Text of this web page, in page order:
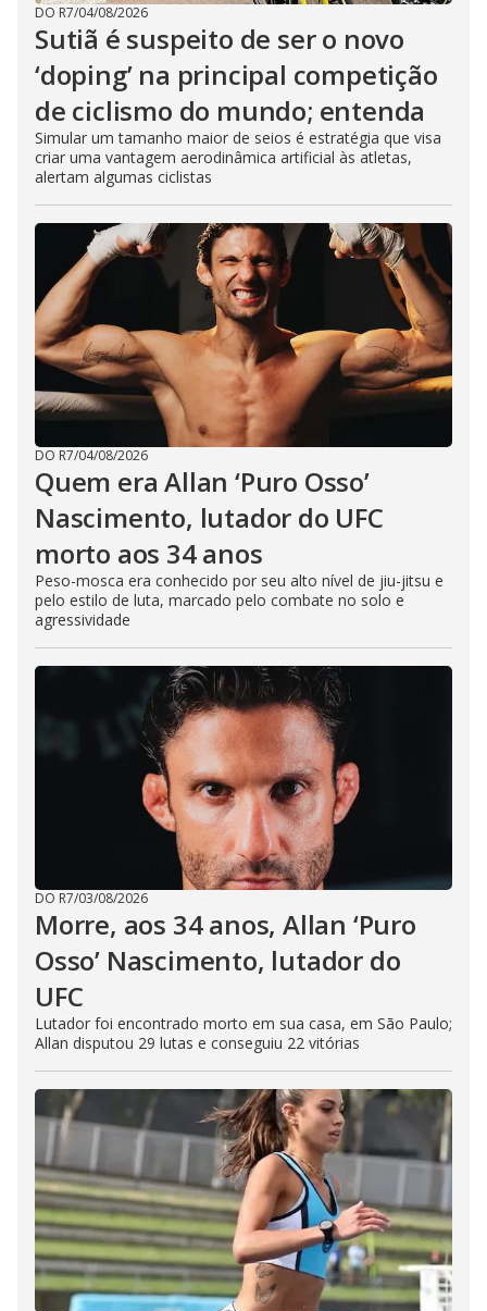
DO R7/04/08/2026
Sutiã é suspeito de ser o novo
‘doping’ na principal competição
de ciclismo do mundo; entenda
Simular um tamanho maior de seios é estratégia que visa
criar uma vantagem aerodinâmica artificial às atletas,
alertam algumas ciclistas
DO R7/04/08/2026
Quem era Allan ‘Puro Osso’
Nascimento, lutador do UFC
morto aos 34 anos
Peso-mosca era conhecido por seu alto nível de jiu-jitsu e
pelo estilo de luta, marcado pelo combate no solo e
agressividade
DO R7/03/08/2026
Morre, aos 34 anos, Allan ‘Puro
Osso’ Nascimento, lutador do
UFC
Lutador foi encontrado morto em sua casa, em São Paulo;
Allan disputou 29 lutas e conseguiu 22 vitórias